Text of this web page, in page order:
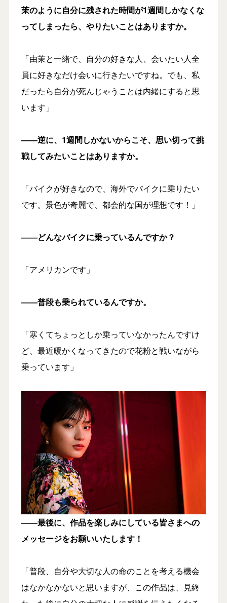
茉のように自分に残された時間が1週間しかなくな
ってしまったら、やりたいことはありますか。
「由茉と一緒で、自分の好きな人、会いたい人全
員に好きなだけ会いに行きたいですね。でも、私
だったら自分が死んじゃうことは内緒にすると思
います」
――逆に、1週間しかないからこそ、思い切って挑
戦してみたいことはありますか。
「バイクが好きなので、海外でバイクに乗りたい
です。景色が奇麗で、都会的な国が理想です！」
――どんなバイクに乗っているんですか？
「アメリカンです」
――普段も乗られているんですか。
「寒くてちょっとしか乗っていなかったんですけ
ど、最近暖かくなってきたので花粉と戦いながら
乗っています」
――最後に、作品を楽しみにしている皆さまへの
メッセージをお願いいたします！
「普段、自分や大切な人の命のことを考える機会
はなかなかないと思いますが、この作品は、見終